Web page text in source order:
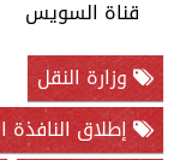
قناة السويس
وزارة النقل
إطلاق النافذة